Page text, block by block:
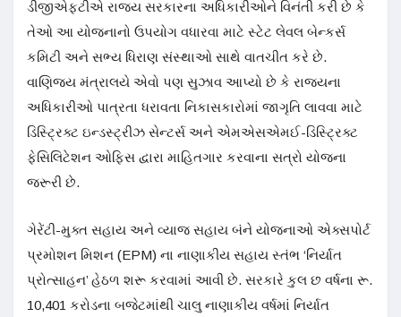
ડીજીએફટીએ રાજ્ય સરકારના અધિકારીઓને વિનંતી કરી છે કે
તેઓ આ યોજનાનો ઉપયોગ વધારવા માટે સ્ટેટ લેવલ બેન્કર્સ
કમિટી અને સભ્ય ધિરાણ સંસ્થાઓ સાથે વાતચીત કરે છે.
વાણિજ્ય મંત્રાલયે એવો પણ સુઝાવ આપ્યો છે કે રાજ્યના
અધિકારીઓ પાત્રતા ધરાવતા નિકાસકારોમાં જાગૃતિ લાવવા માટે
ડિસ્ટ્રિક્ટ ઇન્ડસ્ટ્રીઝ સેન્ટર્સ અને એમએસએમઈ-ડિસ્ટ્રિક્ટ
ફેસિલિટેશન ઓફિસ દ્વારા માહિતગાર કરવાના સત્રો યોજના
જરૂરી છે.
ગેરેંટી-મુક્ત સહાય અને વ્યાજ સહાય બંને યોજનાઓ એક્સપોર્ટ
પ્રમોશન મિશન (EPM) ના નાણાકીય સહાય સ્તંભ ‘નિર્યાત
પ્રોત્સાહન’ હેઠળ શરૂ કરવામાં આવી છે. સરકારે કુલ છ વર્ષના રૂ.
10,401 કરોડના બજેટમાંથી ચાલુ નાણાકીય વર્ષમાં નિર્યાત